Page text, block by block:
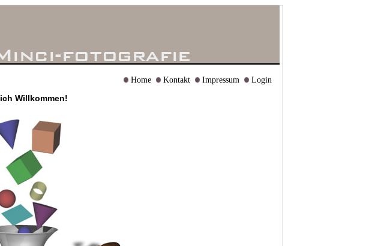
Home Kontakt Impressum Login
Willkommen!